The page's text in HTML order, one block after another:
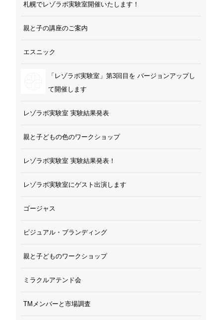
札幌でレゾラボ実験室開催いたします！
親と子の講座のご案内
エスニック
「レゾラボ実験室」第3回目を バージョンアップし
て開催します
レゾラボ実験室 実験結果発表
親と子どもの色のワークショップ
レゾラボ実験室 実験結果発表！
レゾラボ実験室にゲスト出演します
ゴージャス
ビジュアル・ブランディング
親と子どものワークショップ
ミラクルアテンド会
TMメンバーと市場調査